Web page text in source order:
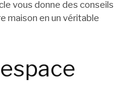
vous donne des conseils
maison en un véritable